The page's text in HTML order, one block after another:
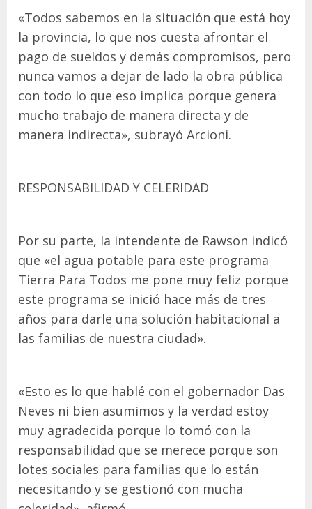
«Todos sabemos en la situación que está hoy
la provincia, lo que nos cuesta afrontar el
pago de sueldos y demás compromisos, pero
nunca vamos a dejar de lado la obra pública
con todo lo que eso implica porque genera
mucho trabajo de manera directa y de
manera indirecta», subrayó Arcioni.
RESPONSABILIDAD Y CELERIDAD
Por su parte, la intendente de Rawson indicó
que «el agua potable para este programa
Tierra Para Todos me pone muy feliz porque
este programa se inició hace más de tres
años para darle una solución habitacional a
las familias de nuestra ciudad».
«Esto es lo que hablé con el gobernador Das
Neves ni bien asumimos y la verdad estoy
muy agradecida porque lo tomó con la
responsabilidad que se merece porque son
lotes sociales para familias que lo están
necesitando y se gestionó con mucha